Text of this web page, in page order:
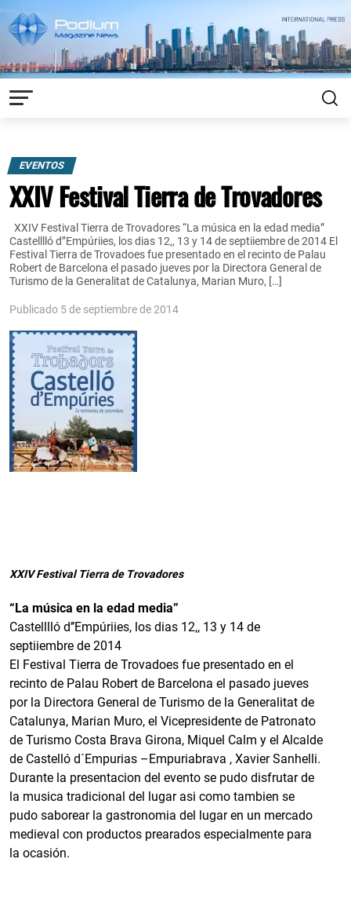
EVENTOS
XXIV Festival Tierra de Trovadores
XXIV Festival Tierra de Trovadores “La música en la edad media”
Castelllló d’’Empúriies, los dias 12,, 13 y 14 de septiiembre de 2014 El
Festival Tierra de Trovadoes fue presentado en el recinto de Palau
Robert de Barcelona el pasado jueves por la Directora General de
Turismo de la Generalitat de Catalunya, Marian Muro, […]
Publicado 5 de septiembre de 2014
XXIV Festival Tierra de Trovadores
“La música en la edad media”
Castelllló d’’Empúriies, los dias 12,, 13 y 14 de
septiiembre de 2014
El Festival Tierra de Trovadoes fue presentado en el
recinto de Palau Robert de Barcelona el pasado jueves
por la Directora General de Turismo de la Generalitat de
Catalunya, Marian Muro, el Vicepresidente de Patronato
de Turismo Costa Brava Girona, Miquel Calm y el Alcalde
de Castelló d´Empurias –Empuriabrava , Xavier Sanhelli.
Durante la presentacion del evento se pudo disfrutar de
la musica tradicional del lugar asi como tambien se
pudo saborear la gastronomia del lugar en un mercado
medieval con productos prearados especialmente para
la ocasión.